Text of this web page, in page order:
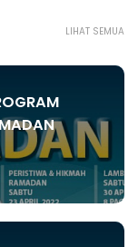
LIHAT SEMUA